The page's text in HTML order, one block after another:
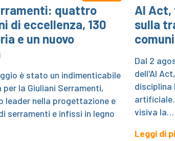
quattro
di eccellenza, 130
e un nuovo
è stato un indimenticabile
la Giuliani Serramenti,
leader nella progettazione e
serramenti e infissi in legno
AI Act,
sulla
Dal 2
dell'AI
disciplina
visiva la…
Leggi di